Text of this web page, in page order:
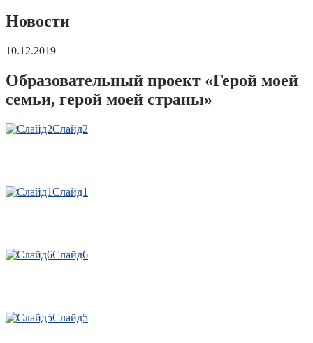
Новости
10.12.2019
Образовательный проект «Герой моей
семьи, герой моей страны»
Слайд2
Слайд1
Слайд6
Слайд5